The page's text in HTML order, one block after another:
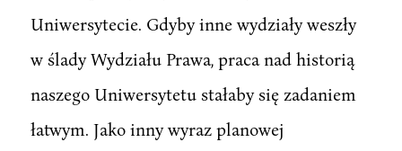
Uniwersytecie. Gdyby inne wydziały weszły
w ślady Wydziału Prawa, praca nad historią
naszego Uniwersytetu stałaby się zadaniem
łatwym. Jako inny wyraz planowej